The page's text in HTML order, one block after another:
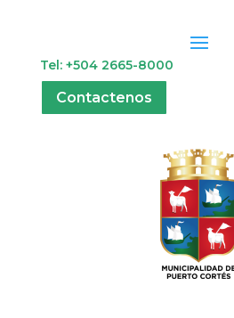
Tel: +504 2665-8000
Contactenos